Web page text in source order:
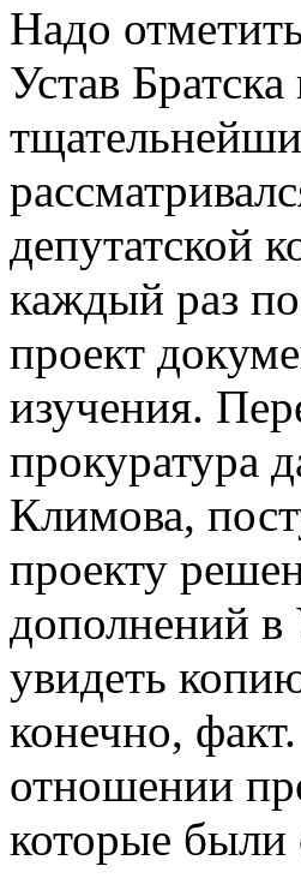
Надо
Устав
депутатской
каждый раз
проект
изучения.
прокуратура
Климова,
проекту
дополнений в
увидеть
конечно,
отношении
которые